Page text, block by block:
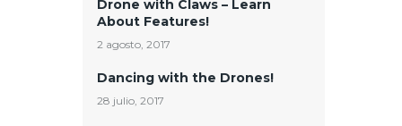
Drone with Claws – Learn
About Features!
2 agosto, 2017
Dancing with the Drones!
28 julio, 2017